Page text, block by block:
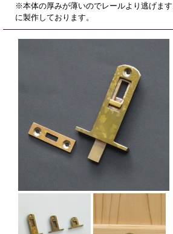
※本体の厚みが薄いのでレールより逃げま
に製作しております。